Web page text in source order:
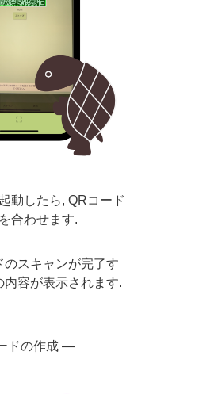
動したら, QRコード
合わせます.
のスキャンが完了す
内容が表示されます.
ドの作成 —